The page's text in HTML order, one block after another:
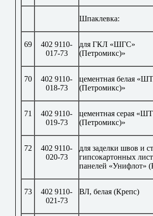
Шпаклевка:
69
402 9110-
017-73
для ГКЛ «ШГС»
(Петромикс)»
70
402 9110-
018-73
цементная белая
(Петромикс)»
71
402 9110-
019-73
цементная серая
(Петромикс)»
72
402 9110-
020-73
для заделки швов и
гипсокартонных
панелей «Унифлот»
73
402 9110-
021-73
ВЛ, белая (Крепс)